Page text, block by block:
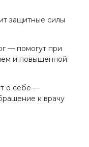
защитные силы
— помогут при
и повышенной
о себе —
к врачу